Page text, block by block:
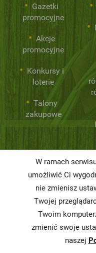
Gazetki
promocyjne
Akcje
promocyjne
Konkursy i
loterie
Talony
zakupowe
W ramach
umożliwić Ci
nie zmienisz
Twojej
Twoim
zmienić swoje
naszej